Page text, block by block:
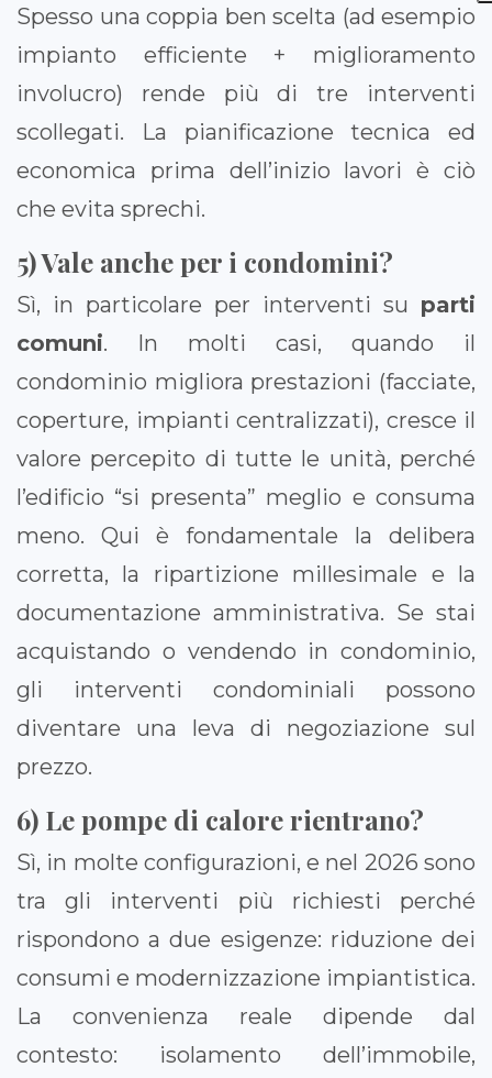
Spesso una coppia ben scelta (ad esempio
impianto efficiente + miglioramento
involucro) rende più di tre interventi
scollegati. La pianificazione tecnica ed
economica prima dell’inizio lavori è ciò
che evita sprechi.
5) Vale anche per i condomini?
Sì, in particolare per interventi su parti
comuni. In molti casi, quando il
condominio migliora prestazioni (facciate,
coperture, impianti centralizzati), cresce il
valore percepito di tutte le unità, perché
l’edificio “si presenta” meglio e consuma
meno. Qui è fondamentale la delibera
corretta, la ripartizione millesimale e la
documentazione amministrativa. Se stai
acquistando o vendendo in condominio,
gli interventi condominiali possono
diventare una leva di negoziazione sul
prezzo.
6) Le pompe di calore rientrano?
Sì, in molte configurazioni, e nel 2026 sono
tra gli interventi più richiesti perché
rispondono a due esigenze: riduzione dei
consumi e modernizzazione impiantistica.
La convenienza reale dipende dal
contesto: isolamento dell’immobile,